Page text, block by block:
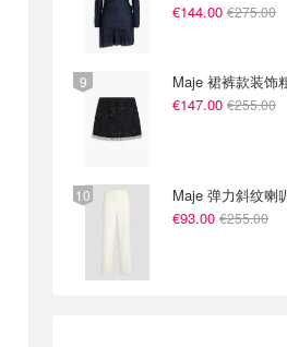
€144.00 €275.00
Maje 裙裤款装饰
€147.00 €255.00
Maje 弹力斜纹喇
€93.00 €255.00